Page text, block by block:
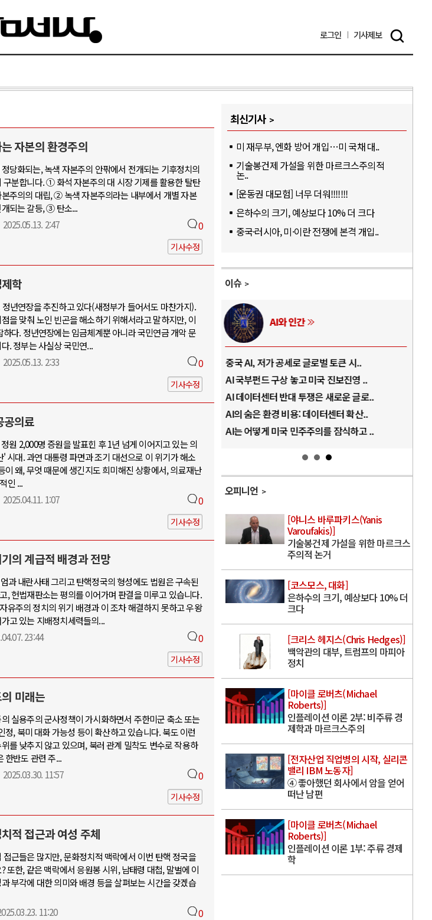
로그인 기사제보
자본의 환경주의
당화되는, 녹색 자본주의 안팎에서 전개되는 기후정치의
구분합니다. ① 화석 자본주의 대 시장 기제를 활용한 탈탄
주의의 대립, ② 녹색 자본주의라는 내부에서 개별 자본
되는 갈등, ③ 탄소...
2025.05.13. 2:47 0
기사수정
학
년연장을 추진하고 있다(새정부가 들어서도 마찬가지).
을 맞춰 노인 빈곤을 해소하기 위해서라고 말하지만, 이
다. 정년연장에는 임금체계뿐 아니라 국민연금 개악 문
. 정부는 사실상 국민연...
2025.05.13. 2:33 0
기사수정
공의료
원 2,000명 증원을 발표힌 후 1년 넘게 이어지고 있는 의
' 시대. 과연 대통령 파면과 조기 대선으로 이 위기가 해소
이 왜, 무엇 때문에 생긴지도 희미해진 상황에서, 의료재난
인 ...
2025.04.11. 1:07 0
기사수정
의 계급적 배경과 전망
과 내란사태 그리고 탄핵정국의 형성에도 법원은 구속된
, 헌법재판소는 평의를 이어가며 판결을 미루고 있습니다.
유주의 정치의 위기 배경과 이 조차 해결하지 못하고 우왕
고 있는 지배정치세력들의...
23:44 0
기사수정
미래는
실용주의 군사정책이 가시화하면서 주한미군 축소 또는
정, 북미 대화 가능성 등이 확산하고 있습니다. 북도 이런
를 낮추지 않고 있으며, 북러 관계 밀착도 변수로 작용하
한반도 관련 주...
2025.03.30. 11:57 0
기사수정
적 접근과 여성 주체
근들은 많지만, 문화정치적 맥락에서 이번 탄핵 정국을
또한, 같은 맥락에서 응원봉 시위, 남태령 대첩, 말벌에 이
부각에 대한 의미와 배경 등을 살펴보는 시간을 갖겠습
11:20 0
최신기사
미 재무부, 엔화 방어 개입…미 국채 대..
기술봉건제 가설을 위한 마르크스주의적
논..
[운동권 대모험] 너무 더워!!!!!!!
은하수의 크기, 예상보다 10% 더 크다
중국·러시아, 미·이란 전쟁에 본격 개입..
이슈
중동 위기
호르무즈 갈등 격화, 트럼프 정치·경제 ..
호르무즈 해협 통행료를 철회한 트럼프
이란, 호르무즈 해협 봉쇄 선택한 배경
AI와 인간
중국 AI, 저가 공세로 글로벌 토큰 시..
AI 국부펀드 구상 놓고 미국 진보진영 ..
AI 데이터센터 반대 투쟁은 새로운 글로..
AI의 숨은 환경 비용: 데이터센터 확산..
AI는 어떻게 미국 민주주의를 잠식하고 ..
오피니언
[야니스 바루파키스(Yanis
Varoufakis)]
기술봉건제 가설을 위한 마르크스
주의적 논거
[코스모스, 대화]
은하수의 크기, 예상보다 10% 더
크다
[크리스 헤지스(Chris Hedges)]
백악관의 대부, 트럼프의 마피아
정치
[마이클 로버츠(Michael
Roberts)]
인플레이션 이론 2부: 비주류 경
제학과 마르크스주의
[전자산업 직업병의 시작, 실리콘
밸리 IBM 노동자]
④ 좋아했던 회사에서 암을 얻어
떠난 남편
[마이클 로버츠(Michael
Roberts)]
인플레이션 이론 1부: 주류 경제
학